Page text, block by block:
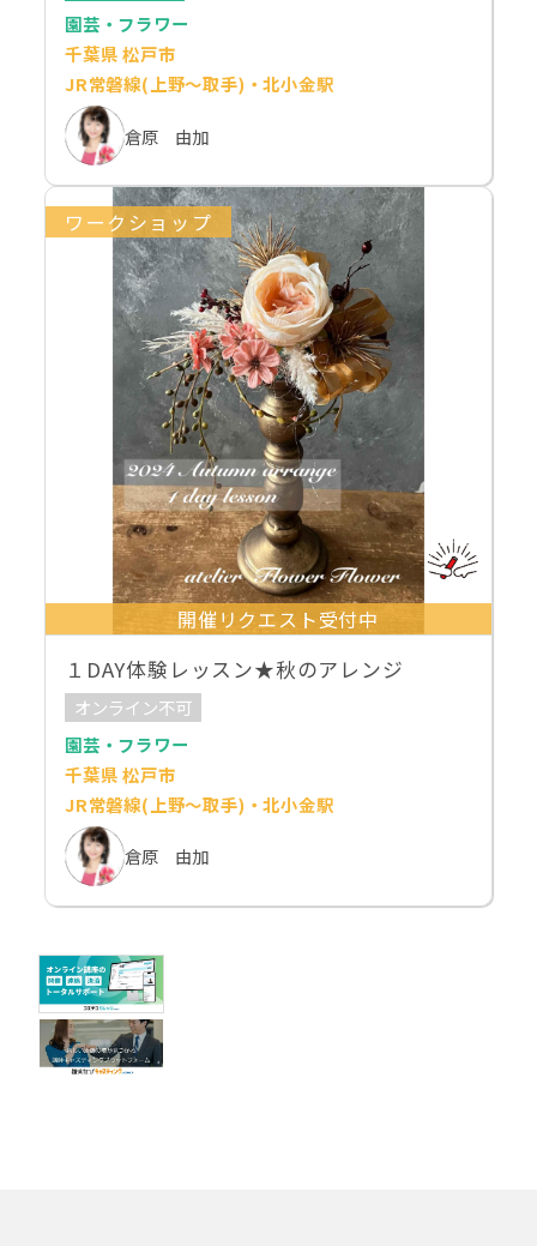
園芸・フラワー
千葉県 松戸市
JR常磐線(上野～取手)・北小金駅
倉原 由加
ワークショップ
開催リクエスト受付中
１DAY体験レッスン★秋のアレンジ
オンライン不可
園芸・フラワー
千葉県 松戸市
JR常磐線(上野～取手)・北小金駅
倉原 由加